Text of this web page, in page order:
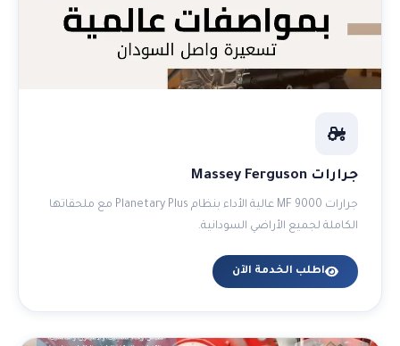
جرارات Massey Ferguson
جرارات MF 9000 عالية الأداء بنظام Planetary Plus مع ملحقاتها
الكاملة لجميع الأراضي السودانية.
اطلب الخدمة الآن